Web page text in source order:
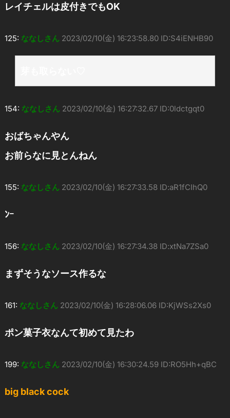
レイチェルは皮付きでもOK
125: ななしさん 2023/02/10(金) 16:23:58.80 ID:S4iENHB90
154: ななしさん 2023/02/10(金) 16:27:32.67 ID:0ldctgqt0
おばちゃんやん
お前らなに見とんねん
155: ななしさん 2023/02/10(金) 16:27:33.58 ID:aR1fCIhQ0
ﾝｰ
156: ななしさん 2023/02/10(金) 16:27:34.38 ID:xtNa7ZSa0
まずそうなソース作るな
161: ななしさん 2023/02/10(金) 16:28:06.06 ID:KjWSs2Xs0
ポン菓子衣なんて初めて見たわ
199: ななしさん 2023/02/10(金) 16:30:24.59 ID:RO5Hh+qBC
big black cock